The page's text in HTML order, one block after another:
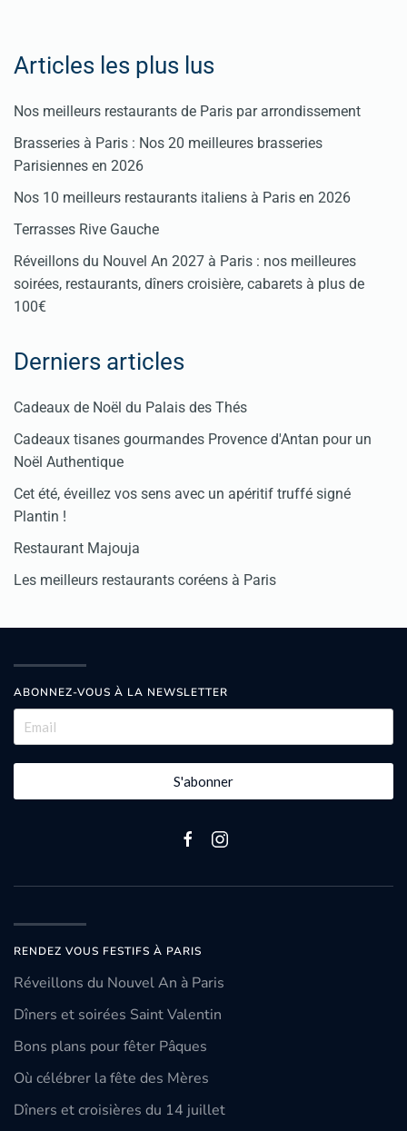
Articles les plus lus
Nos meilleurs restaurants de Paris par arrondissement
Brasseries à Paris : Nos 20 meilleures brasseries
Parisiennes en 2026
Nos 10 meilleurs restaurants italiens à Paris en 2026
Terrasses Rive Gauche
Réveillons du Nouvel An 2027 à Paris : nos meilleures
soirées, restaurants, dîners croisière, cabarets à plus de
100€
Derniers articles
Cadeaux de Noël du Palais des Thés
Cadeaux tisanes gourmandes Provence d'Antan pour un
Noël Authentique
Cet été, éveillez vos sens avec un apéritif truffé signé
Plantin !
Restaurant Majouja
Les meilleurs restaurants coréens à Paris
ABONNEZ-VOUS À LA NEWSLETTER
S'abonner
RENDEZ VOUS FESTIFS À PARIS
Réveillons du Nouvel An à Paris
Dîners et soirées Saint Valentin
Bons plans pour fêter Pâques
Où célébrer la fête des Mères
Dîners et croisières du 14 juillet